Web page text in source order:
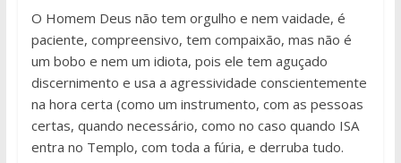
O Homem Deus não tem orgulho e nem vaidade, é
paciente, compreensivo, tem compaixão, mas não é
um bobo e nem um idiota, pois ele tem aguçado
discernimento e usa a agressividade conscientemente
na hora certa (como um instrumento, com as pessoas
certas, quando necessário, como no caso quando ISA
entra no Templo, com toda a fúria, e derruba tudo.